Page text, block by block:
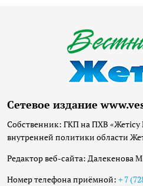
Сетевое издание
Собственник: ГКП на ПХВ
внутренней политики области
Редактор веб-сайта: Далекенова
Номер телефона приёмной: + 7